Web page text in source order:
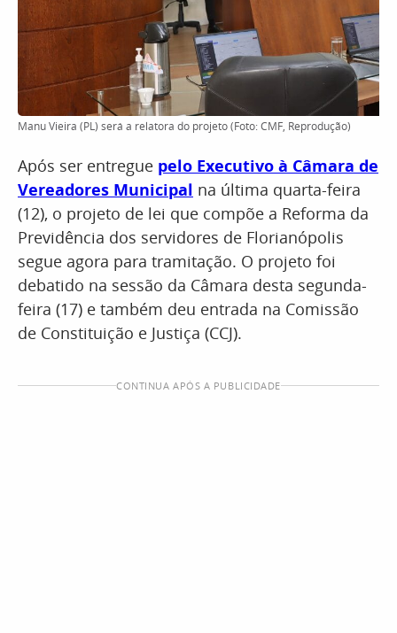
Manu Vieira (PL) será a relatora do projeto (Foto: CMF, Reprodução)
Após ser entregue pelo Executivo à Câmara de
Vereadores Municipal na última quarta-feira
(12), o projeto de lei que compõe a Reforma da
Previdência dos servidores de Florianópolis
segue agora para tramitação. O projeto foi
debatido na sessão da Câmara desta segunda-
feira (17) e também deu entrada na Comissão
de Constituição e Justiça (CCJ).
CONTINUA APÓS A PUBLICIDADE